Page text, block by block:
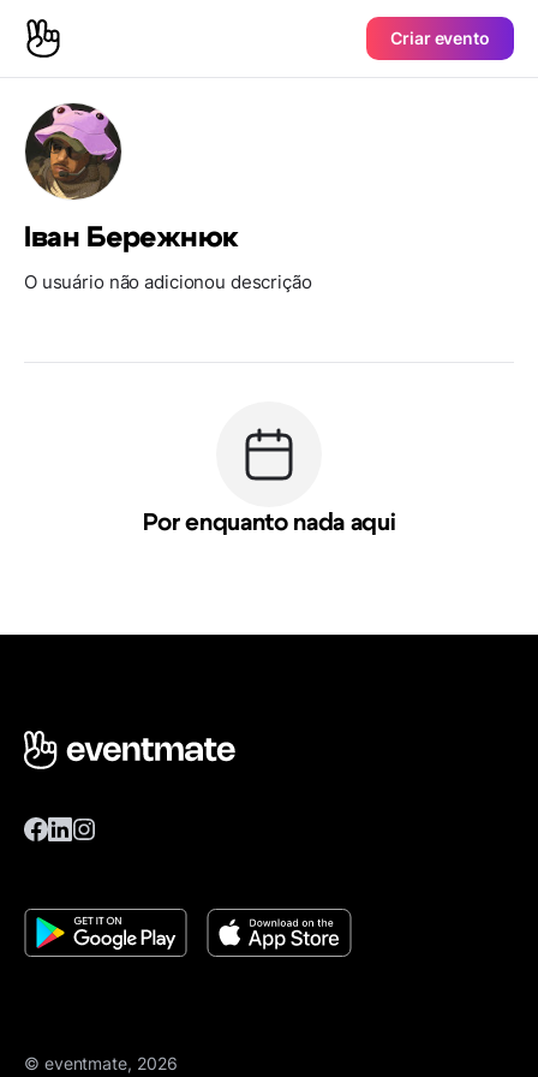
Criar evento
Іван Бережнюк
O usuário não adicionou descrição
Por enquanto nada aqui
© eventmate, 2026